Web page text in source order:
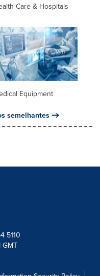
Care & Hospitals
Equipment
semelhantes
5110